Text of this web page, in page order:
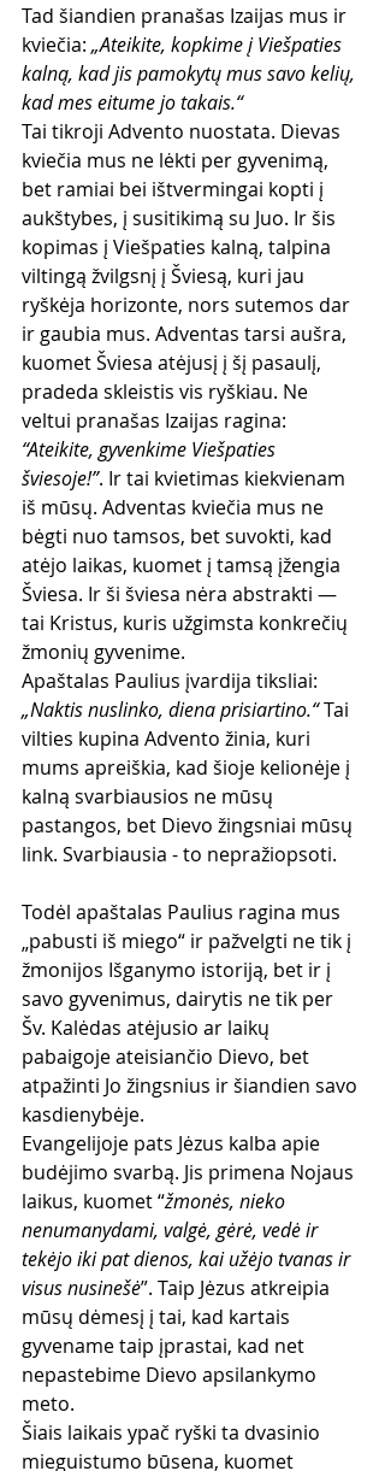
Tad šiandien pranašas Izaijas mus ir
kviečia: „Ateikite, kopkime į Viešpaties
kalną, kad jis pamokytų mus savo kelių,
kad mes eitume jo takais.“
Tai tikroji Advento nuostata. Dievas
kviečia mus ne lėkti per gyvenimą,
bet ramiai bei ištvermingai kopti į
aukštybes, į susitikimą su Juo. Ir šis
kopimas į Viešpaties kalną, talpina
viltingą žvilgsnį į Šviesą, kuri jau
ryškėja horizonte, nors sutemos dar
ir gaubia mus. Adventas tarsi aušra,
kuomet Šviesa atėjusį į šį pasaulį,
pradeda skleistis vis ryškiau. Ne
veltui pranašas Izaijas ragina:
“Ateikite, gyvenkime Viešpaties
šviesoje!”. Ir tai kvietimas kiekvienam
iš mūsų. Adventas kviečia mus ne
bėgti nuo tamsos, bet suvokti, kad
atėjo laikas, kuomet į tamsą įžengia
Šviesa. Ir ši šviesa nėra abstrakti —
tai Kristus, kuris užgimsta konkrečių
žmonių gyvenime.
Apaštalas Paulius įvardija tiksliai:
„Naktis nuslinko, diena prisiartino.“ Tai
vilties kupina Advento žinia, kuri
mums apreiškia, kad šioje kelionėje į
kalną svarbiausios ne mūsų
pastangos, bet Dievo žingsniai mūsų
link. Svarbiausia - to nepražiopsoti.
Todėl apaštalas Paulius ragina mus
„pabusti iš miego“ ir pažvelgti ne tik į
žmonijos Išganymo istoriją, bet ir į
savo gyvenimus, dairytis ne tik per
Šv. Kalėdas atėjusio ar laikų
pabaigoje ateisiančio Dievo, bet
atpažinti Jo žingsnius ir šiandien savo
kasdienybėje.
Evangelijoje pats Jėzus kalba apie
budėjimo svarbą. Jis primena Nojaus
laikus, kuomet “žmonės, nieko
nenumanydami, valgė, gėrė, vedė ir
tekėjo iki pat dienos, kai užėjo tvanas ir
visus nusinešė”. Taip Jėzus atkreipia
mūsų dėmesį į tai, kad kartais
gyvename taip įprastai, kad net
nepastebime Dievo apsilankymo
meto.
Šiais laikais ypač ryški ta dvasinio
mieguistumo būsena, kuomet